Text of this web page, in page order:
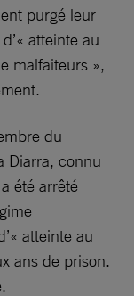
purgé leur
atteinte au
malfaiteurs »,
du
Diarra, connu
été arrêté
atteinte au
ans de prison.